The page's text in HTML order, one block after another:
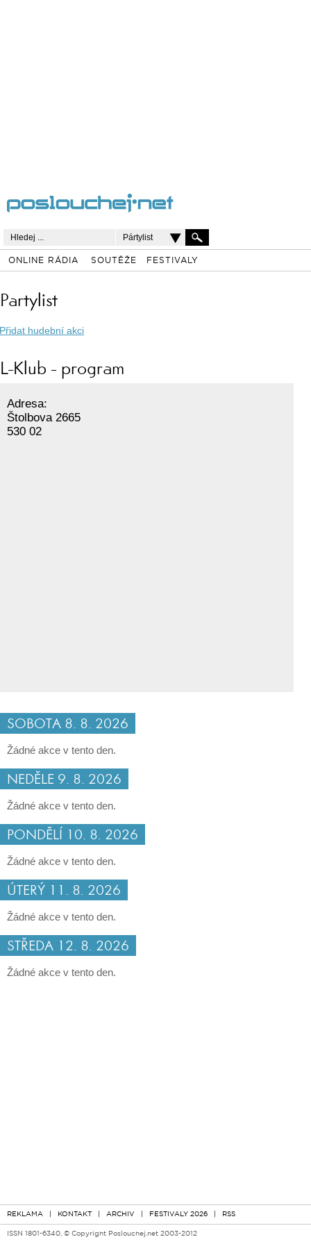
Pártylist
ONLINE RÁDIA SOUTĚŽE FESTIVALY
Partylist
Přidat hudební akci
L-Klub - program
Adresa:
Štolbova 2665
530 02
SOBOTA 8. 8. 2026
Žádné akce v tento den.
NEDĚLE 9. 8. 2026
Žádné akce v tento den.
PONDĚLÍ 10. 8. 2026
Žádné akce v tento den.
ÚTERÝ 11. 8. 2026
Žádné akce v tento den.
STŘEDA 12. 8. 2026
Žádné akce v tento den.
REKLAMA|KONTAKT| ARCHIV|FESTIVALY 2026